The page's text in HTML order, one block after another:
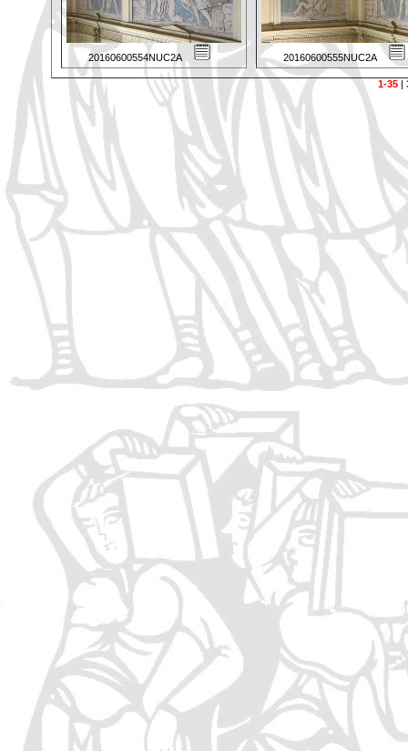
20160600554NUC2A 20160600555NUC2A
1-35|